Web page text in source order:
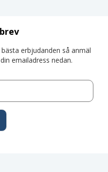
erbjudanden så anmäl
emailadress nedan.